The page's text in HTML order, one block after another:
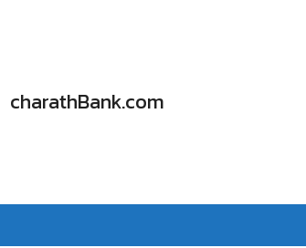
charathBank.com